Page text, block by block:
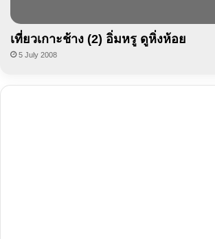
เที่ยวเกาะช้าง (2) อิ่มหรู ดูหิ่งห้อย
5 July 2008